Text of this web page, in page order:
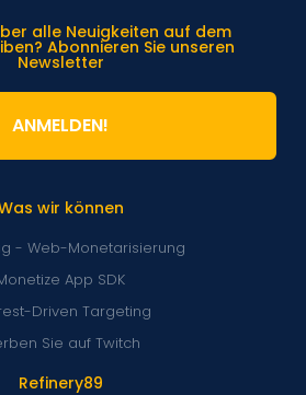
Refinery89
wir können
- Web-Monetarisierung
App SDK
Driven Targeting
Sie auf Twitch
alle Neuigkeiten auf dem
Abonnieren Sie unseren
Newsletter
ANMELDEN!